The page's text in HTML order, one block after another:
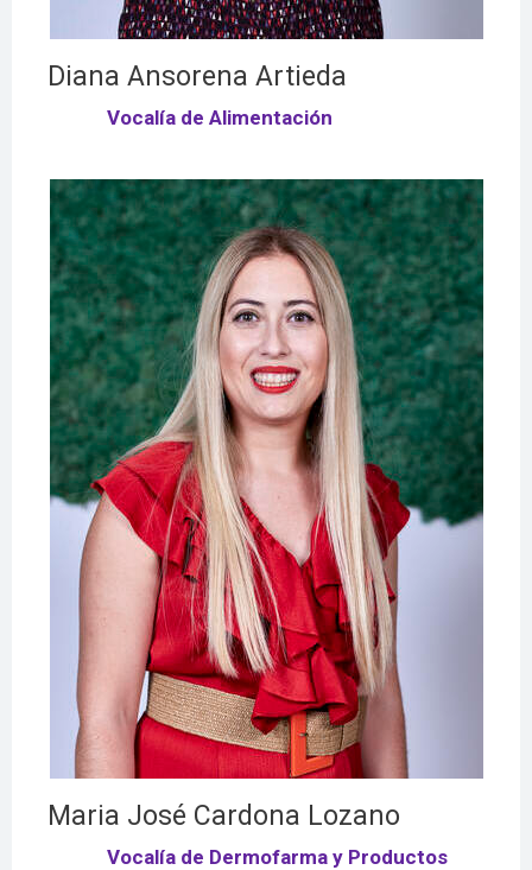
Diana Ansorena Artieda
Vocalía de Alimentación
Maria José Cardona Lozano
Vocalía de Dermofarma y Productos